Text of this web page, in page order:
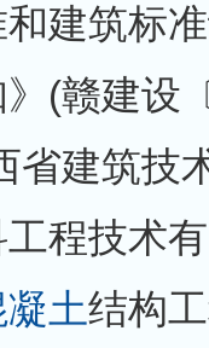
建筑标
(赣建设
省建筑技
程技术
土结构